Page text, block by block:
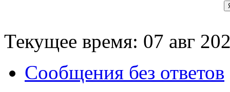
Текущее время: 07 авг
Сообщения без ответов